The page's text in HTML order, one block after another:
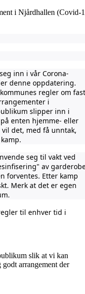
i Njårdhallen (Covid-
inn i vår Corona-
denne oppdatering.
regler om fast
i
slipper inn i
enten hjemme- eller
det, med få unntak,
seg til vakt ved
av
forventes. Etter kamp
Merk at det er egen
til enhver tid i
slik at vi kan
arrangement der